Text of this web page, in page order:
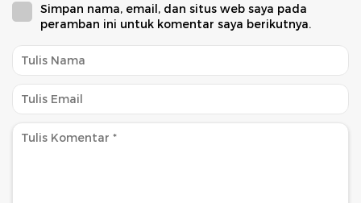
Simpan nama, email, dan situs web saya pada
peramban ini untuk komentar saya berikutnya.